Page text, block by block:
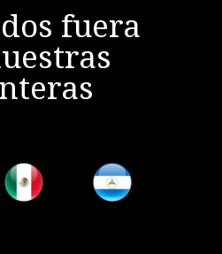
fuera